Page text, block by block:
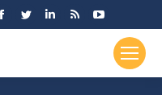
Facebook
in
Twitter
in
Linkedin
in
Rss
opens
in
YouTube
page
opens
in